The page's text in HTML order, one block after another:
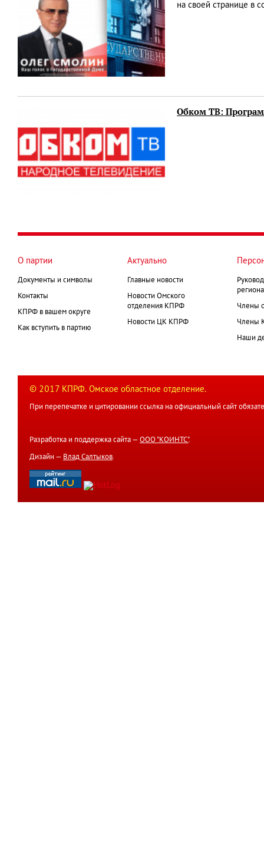
на своей странице в
Обком ТВ:
О партии
Документы и символы
Контакты
КПРФ в вашем округе
Как вступить в партию
Актуально
Главные новости
Новости Омского
отделения КПРФ
Новости ЦК КПРФ
Члены
Члены
Наши
© 2017 КПРФ. Омское областное отделение.
При перепечатке и цитировании ссылка на официальный сайт
Разработка и поддержка сайта — ООО "КОИНТС".
Дизайн — Влад Салтыков.